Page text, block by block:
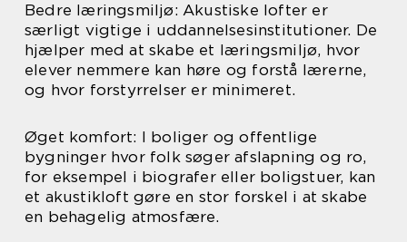
Bedre læringsmiljø: Akustiske lofter er
særligt vigtige i uddannelsesinstitutioner. De
hjælper med at skabe et læringsmiljø, hvor
elever nemmere kan høre og forstå lærerne,
og hvor forstyrrelser er minimeret.
Øget komfort: I boliger og offentlige
bygninger hvor folk søger afslapning og ro,
for eksempel i biografer eller boligstuer, kan
et akustikloft gøre en stor forskel i at skabe
en behagelig atmosfære.